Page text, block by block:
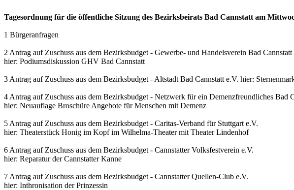
Tagesordnung für die öffentliche Sitzung des Bezirksbeirats Bad Cannstatt am
1 Bürgeranfragen
2 Antrag auf Zuschuss aus dem Bezirksbudget - Gewerbe- und Handelsverein Bad Cannstatt
hier: Podiumsdiskussion GHV Bad Cannstatt
3 Antrag auf Zuschuss aus dem Bezirksbudget - Altstadt Bad Cannstatt e.V. hier:
4 Antrag auf Zuschuss aus dem Bezirksbudget - Netzwerk für ein Demenzfreundliches Bad
hier: Neuauflage Broschüre Angebote für Menschen mit Demenz
5 Antrag auf Zuschuss aus dem Bezirksbudget - Caritas-Verband für Stuttgart e.V.
hier: Theaterstück Honig im Kopf im Wilhelma-Theater mit Theater Lindenhof
6 Antrag auf Zuschuss aus dem Bezirksbudget - Cannstatter Volksfestverein e.V.
hier: Reparatur der Cannstatter Kanne
7 Antrag auf Zuschuss aus dem Bezirksbudget - Cannstatter Quellen-Club e.V.
hier: Inthronisation der Prinzessin